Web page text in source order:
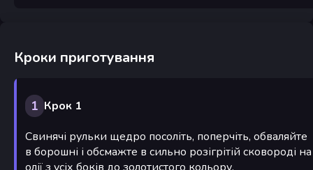
Кроки приготування
1 Крок 1
Свинячі рульки щедро посоліть, поперчіть, обваляйте
в борошні і обсмажте в сильно розігрітій сковороді на